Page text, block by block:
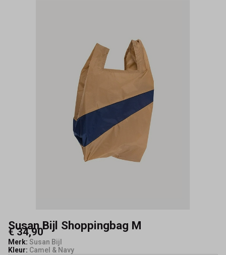
Susan Bijl Shoppingbag M
€ 34,90
Merk: Susan Bijl
Kleur: Camel & Navy